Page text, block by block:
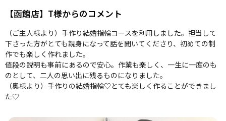
【函館店】T様からのコメント
（ご主人様より）手作り結婚指輪コースを利用しました。担当して
下さった方がとても親身になって話を聞いてくださり、初めての制
作でも楽しく作れました。
値段の説明も事前にあるので安心。作業も楽しく、一生に一度のも
のとして、二人の思い出に残るものになりました。
（奥様より）手作りの結婚指輪♡とても楽しく作ることができまし
た♡